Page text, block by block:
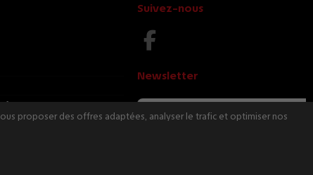
Suivez-nous
Newsletter
proposer des offres adaptées, analyser le trafic et optimiser nos